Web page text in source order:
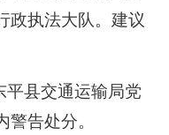
政执法大队。建议
县交通运输局党
告处分。